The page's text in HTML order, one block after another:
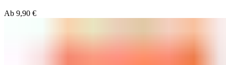
Ab 9,90 €